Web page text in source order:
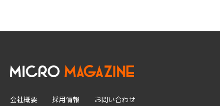
会社概要 採用情報 お問い合わせ